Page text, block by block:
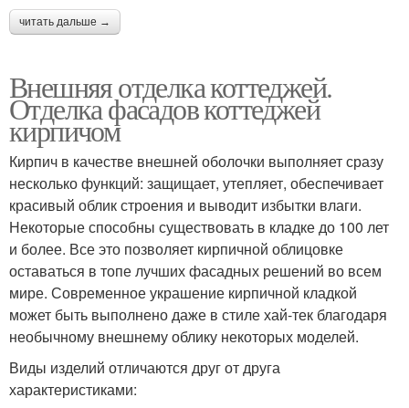
читать дальше →
Внешняя отделка коттеджей.
Отделка фасадов коттеджей
кирпичом
Кирпич в качестве внешней оболочки выполняет сразу
несколько функций: защищает, утепляет, обеспечивает
красивый облик строения и выводит избытки влаги.
Некоторые способны существовать в кладке до 100 лет
и более. Все это позволяет кирпичной облицовке
оставаться в топе лучших фасадных решений во всем
мире. Современное украшение кирпичной кладкой
может быть выполнено даже в стиле хай-тек благодаря
необычному внешнему облику некоторых моделей.
Виды изделий отличаются друг от друга
характеристиками: